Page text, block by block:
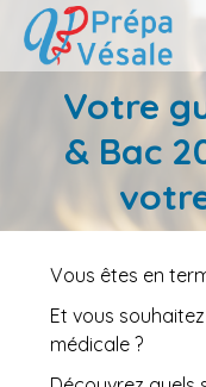
Votre
& Bac
Vous êtes en
Et vous
médicale ?